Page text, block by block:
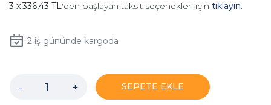
336,43 TL'den başlayan taksit seçenekleri için tıklayın.
2iş gününde kargoda
- + SEPETE EKLE